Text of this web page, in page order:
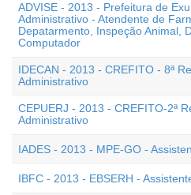
ADVISE - 2013 - Prefeitura de
Administrativo - Atendente de
Depatarmento, Inspeção Animal,
Computador
IDECAN - 2013 - CREFITO - 8ª
Administrativo
CEPUERJ - 2013 - CREFITO-2ª
Administrativo
IADES - 2013 - MPE-GO -
IBFC - 2013 - EBSERH -